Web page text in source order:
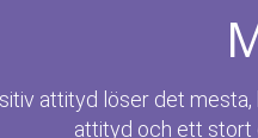
attityd löser det
attityd och ett stort